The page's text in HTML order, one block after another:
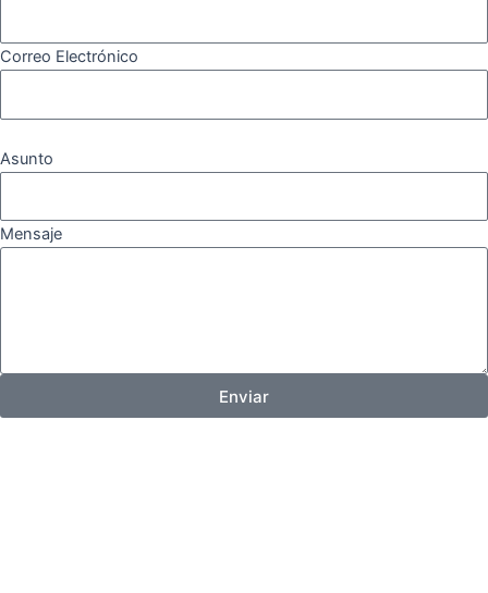
Correo Electrónico
Asunto
Mensaje
Enviar